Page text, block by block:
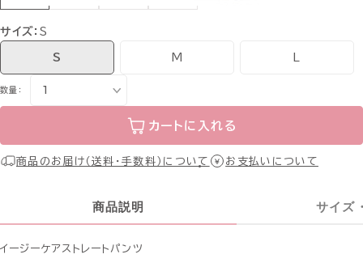
サイズ：S
S M
数量：
カートに入れる
商品のお届け（送料・手数料）について お支払いについて
商品説明 サイズ
イージーケアストレートパンツ